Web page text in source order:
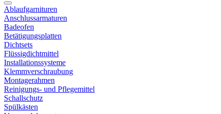
Ablaufgarnituren
Anschlussarmaturen
Badeofen
Betätigungsplatten
Dichtsets
Flüssigdichtmittel
Installationssysteme
Klemmverschraubung
Montagerahmen
Reinigungs- und Pflegemittel
Schallschutz
Spülkästen